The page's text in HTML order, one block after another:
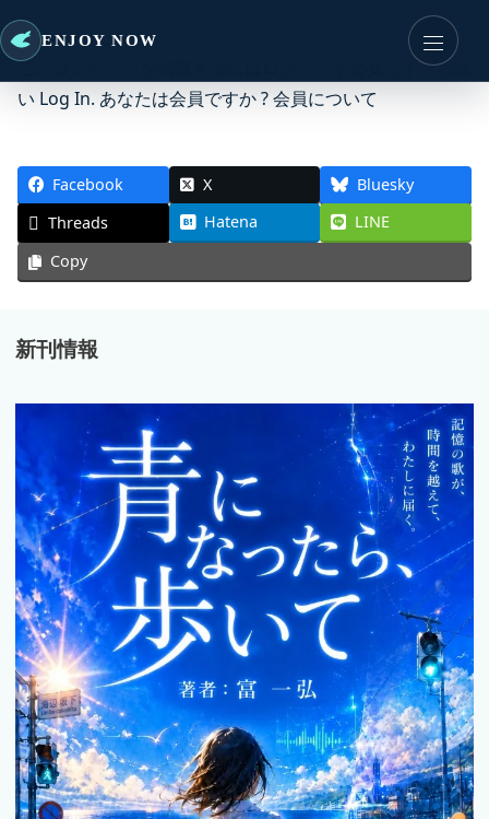
ENJOY NOW
このコンテンツを閲覧するにはログインが必要です。お願
い Log In. あなたは会員ですか ?会員について
Facebook X
Bluesky
Threads
Hatena
LINE
Copy
新刊情報